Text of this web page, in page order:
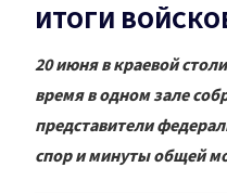
ИТОГИ
20 июня в краевой
время в одном зале
представители
спор и минуты общей